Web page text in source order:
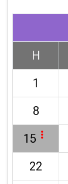
H
1
8
15
22